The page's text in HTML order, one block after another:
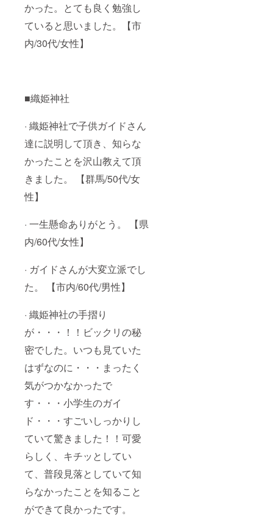
かった。とても良く勉強し
ていると思いました。【市
内/30代/女性】
■織姫神社
· 織姫神社で子供ガイドさん
達に説明して頂き、知らな
かったことを沢山教えて頂
きました。 【群馬/50代/女
性】
· 一生懸命ありがとう。 【県
内/60代/女性】
· ガイドさんが大変立派でし
た。 【市内/60代/男性】
· 織姫神社の手摺り
が・・・！！ビックリの秘
密でした。いつも見ていた
はずなのに・・・まったく
気がつかなかったで
す・・・小学生のガイ
ド・・・すごいしっかりし
ていて驚きました！！可愛
らしく、キチッとしてい
て、普段見落としていて知
らなかったことを知ること
ができて良かったです。